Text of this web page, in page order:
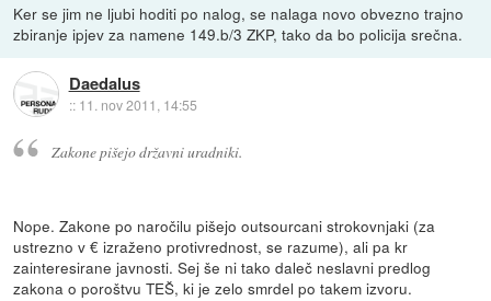
Ker se jim ne ljubi hoditi po nalog, se nalaga novo obvezno trajno
zbiranje ipjev za namene 149.b/3 ZKP, tako da bo policija srečna.
Daedalus
:: 11. nov 2011, 14:55
Zakone pišejo državni uradniki.
Nope. Zakone po naročilu pišejo outsourcani strokovnjaki (za
ustrezno v € izraženo protivrednost, se razume), ali pa kr
zainteresirane javnosti. Sej še ni tako daleč neslavni predlog
zakona o poroštvu TEŠ, ki je zelo smrdel po takem izvoru.